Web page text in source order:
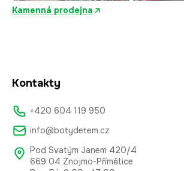
Kamenná prodejna
Kontakty
+420 604 119 950
info@botydetem.cz
Pod Svatým Janem 420/4
669 04 Znojmo-Přímětice